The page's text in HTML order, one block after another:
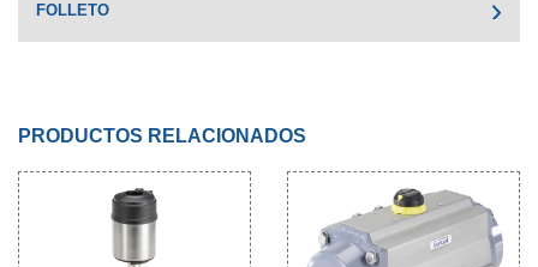
FOLLETO
PRODUCTOS RELACIONADOS